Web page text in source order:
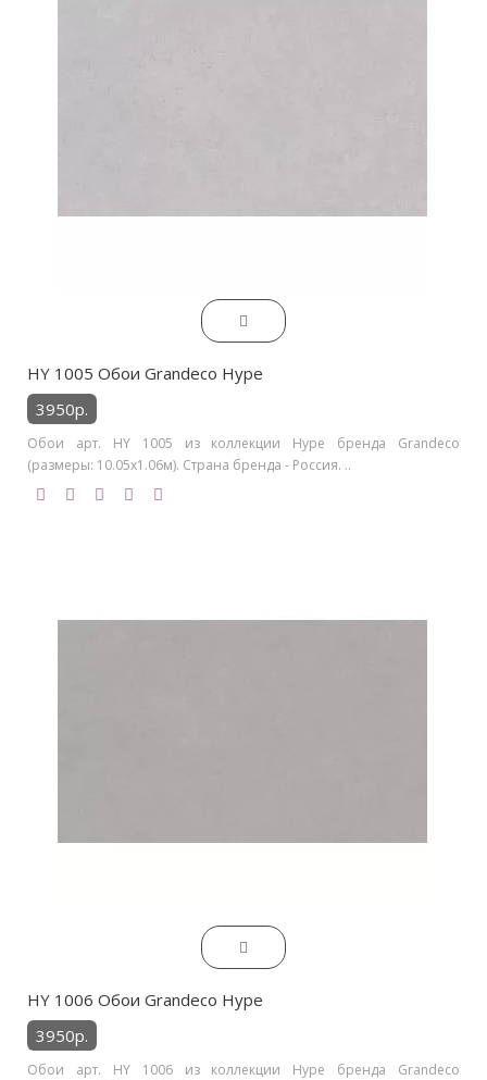
HY 1005 Обои Grandeco Hype
3950р.
Обои арт. HY 1005 из коллекции Hype бренда Grandeco
(размеры: 10.05х1.06м). Страна бренда - Россия. ..
HY 1006 Обои Grandeco Hype
3950р.
Обои арт. HY 1006 из коллекции Hype бренда Grandeco